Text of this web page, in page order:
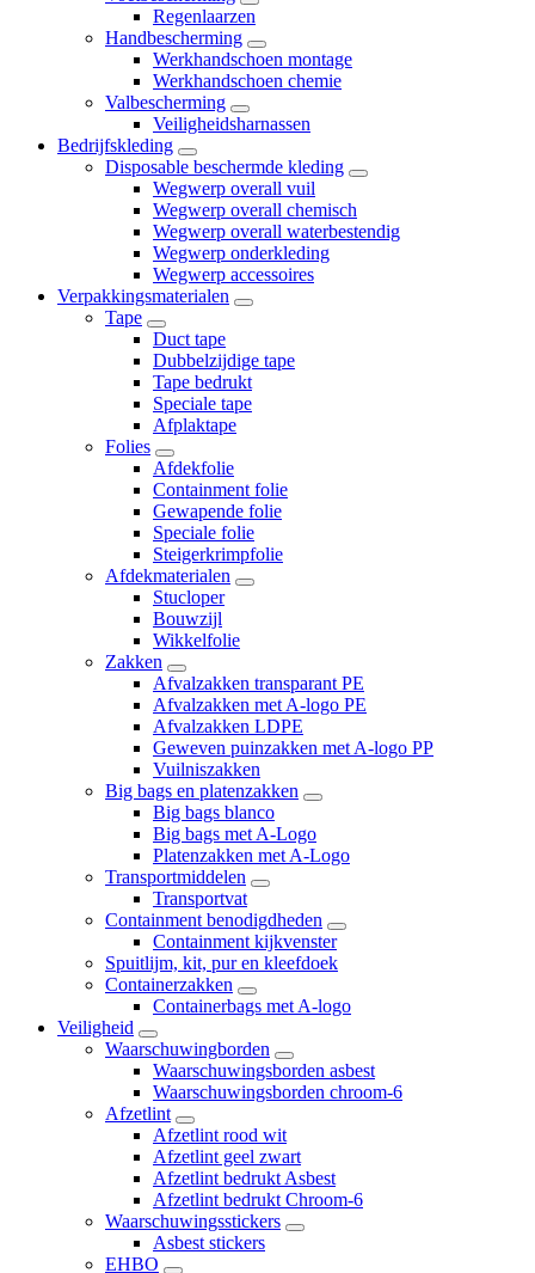
Regenlaarzen
Handbescherming
Werkhandschoen montage
Werkhandschoen chemie
Valbescherming
Veiligheidsharnassen
Bedrijfskleding
Disposable beschermde kleding
Wegwerp overall vuil
Wegwerp overall chemisch
Wegwerp overall waterbestendig
Wegwerp onderkleding
Wegwerp accessoires
Verpakkingsmaterialen
Tape
Duct tape
Dubbelzijdige tape
Tape bedrukt
Speciale tape
Afplaktape
Folies
Afdekfolie
Containment folie
Gewapende folie
Speciale folie
Steigerkrimpfolie
Afdekmaterialen
Stucloper
Bouwzijl
Wikkelfolie
Zakken
Afvalzakken transparant PE
Afvalzakken met A-logo PE
Afvalzakken LDPE
Geweven puinzakken met A-logo PP
Vuilniszakken
Big bags en platenzakken
Big bags blanco
Big bags met A-Logo
Platenzakken met A-Logo
Transportmiddelen
Transportvat
Containment benodigdheden
Containment kijkvenster
Spuitlijm, kit, pur en kleefdoek
Containerzakken
Containerbags met A-logo
Veiligheid
Waarschuwingborden
Waarschuwingsborden asbest
Waarschuwingsborden chroom-6
Afzetlint
Afzetlint rood wit
Afzetlint geel zwart
Afzetlint bedrukt Asbest
Afzetlint bedrukt Chroom-6
Waarschuwingsstickers
Asbest stickers
EHBO